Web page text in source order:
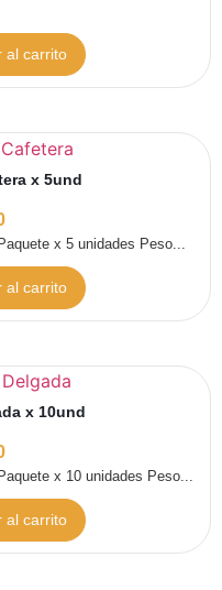
al carrito
x 5und
x 5 unidades Peso...
al carrito
x 10und
x 10 unidades Peso...
al carrito